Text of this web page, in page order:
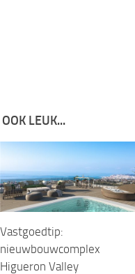
LEUK...
Vastgoedtip:
nieuwbouwcomplex
Higueron Valley